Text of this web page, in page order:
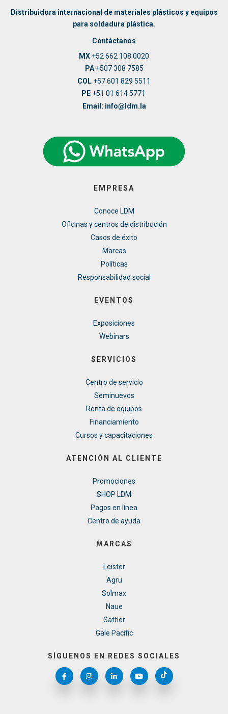
Distribuidora internacional de materiales plásticos y equipos
para soldadura plástica.
Contáctanos
MX +52 662 108 0020
PA+507 308 7585
COL +57 601 829 5511
PE +51 01 614 5771
Email: info@ldm.la
EMPRESA
Conoce LDM
Oficinas y centros de distribución
Casos de éxito
Marcas
Políticas
Responsabilidad social
EVENTOS
Exposiciones
Webinars
SERVICIOS
Centro de servicio
Seminuevos
Renta de equipos
Financiamiento
Cursos y capacitaciones
ATENCIÓN AL CLIENTE
Promociones
SHOP LDM
Pagos en línea
Centro de ayuda
MARCAS
Leister
Agru
Solmax
Naue
Sattler
Gale Pacific
SÍGUENOS EN REDES SOCIALES